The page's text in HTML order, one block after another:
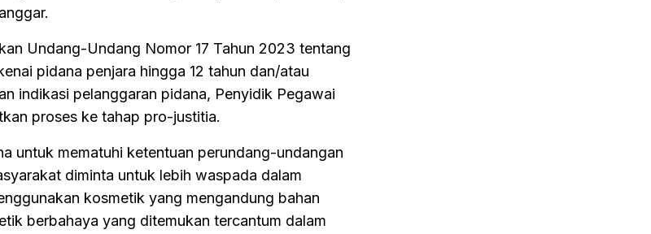
Undang-Undang Nomor 17 Tahun 2023 tentang
pidana penjara hingga 12 tahun dan/atau
indikasi pelanggaran pidana, Penyidik Pegawai
proses ke tahap pro-justitia.
untuk mematuhi ketentuan perundang-undangan
diminta untuk lebih waspada dalam
kosmetik yang mengandung bahan
berbahaya yang ditemukan tercantum dalam